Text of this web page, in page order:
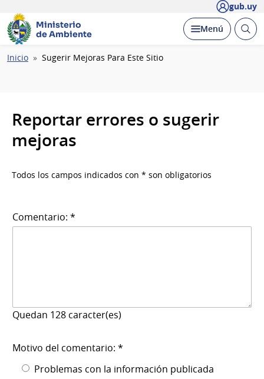
gub.uy
Ministerio
de Ambiente
Desplegar
Menú Abrir
Ruta
Inicio Sugerir Mejoras Para Este Sitio
Reportar errores o sugerir
mejoras
Todos los campos indicados con * son obligatorios
Comentario: *
Quedan 128 caracter(es)
Motivo del comentario: *
Problemas con la información publicada